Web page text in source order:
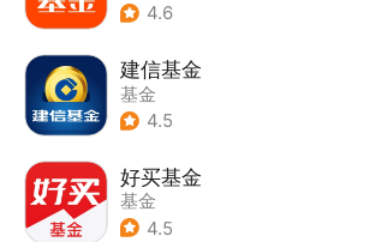
4.6
建信基金
基金
4.5
好买基金
基金
4.5